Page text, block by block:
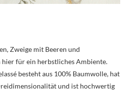
Zweige mit Beeren und
hier für ein herbstliches Ambiente.
besteht aus 100% Baumwolle, hat
und ist hochwertig